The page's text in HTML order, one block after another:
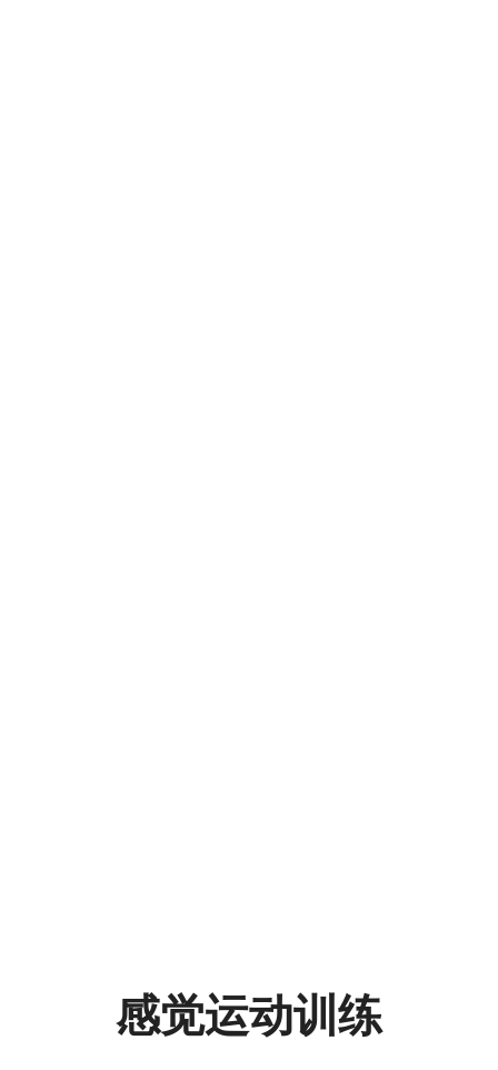
感觉运动训练